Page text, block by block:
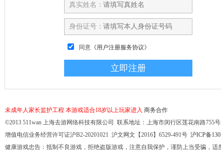
真实姓名：
身份证号：
同意 《用户注册服务协议》
未成年人家长监护工程 本游戏适合18岁以上玩家进入 商务合作
©2013 511wan 上海去游网络科技有限公司 联系地址：上海市闵行区莲花南路755
增值电信业务经营许可证沪B2-20201021 沪文网文【2016】6529-491号 沪ICP备
健康游戏忠告：抵制不良游戏，拒绝盗版游戏，注意自我保护，谨防上当受骗，